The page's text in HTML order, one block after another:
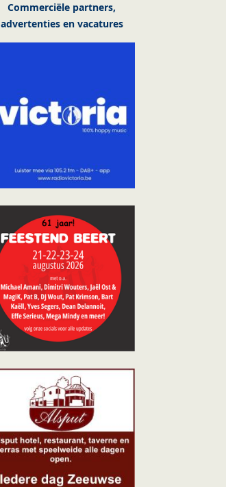
Commerciële partners,
advertenties en vacatures